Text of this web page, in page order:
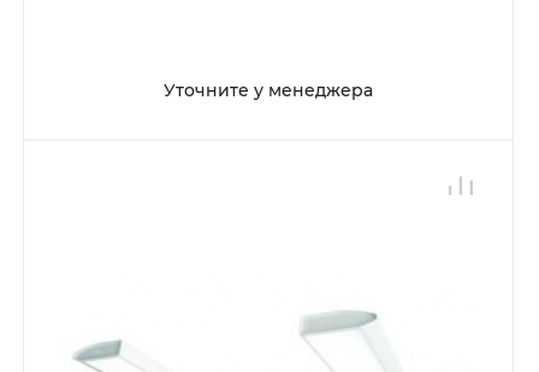
Уточните у менеджера